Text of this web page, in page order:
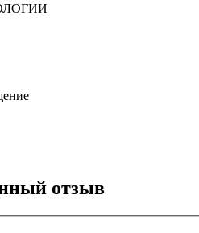
отзыв